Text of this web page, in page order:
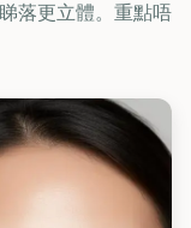
落更立體。重點唔